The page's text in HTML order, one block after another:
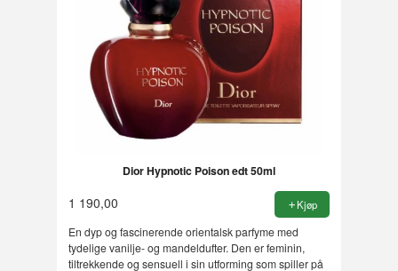
Dior Hypnotic Poison edt 50ml
1 190,00 Kjøp
En dyp og fascinerende orientalsk parfyme med
tydelige vanilje- og mandeldufter. Den er feminin,
tiltrekkende og sensuell i sin utforming som spiller på